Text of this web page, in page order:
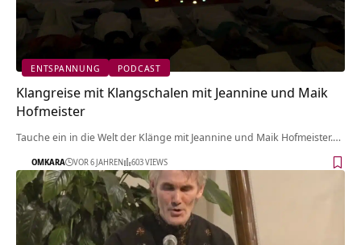
ENTSPANNUNG PODCAST
Klangreise mit Klangschalen mit Jeannine und Maik
Hofmeister
Tauche ein in die Welt der Klänge mit Jeannine und Maik Hofmeister.…
OMKARA VOR 6 JAHREN 603 VIEWS